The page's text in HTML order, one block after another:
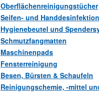
Oberflächenreinigungstücher
Seifen- und
Hygienebeutel und
Schmutzfangmatten
Maschinenpads
Fensterreinigung
Besen, Bürsten & Schaufeln
Reinigungschemie, -mittel